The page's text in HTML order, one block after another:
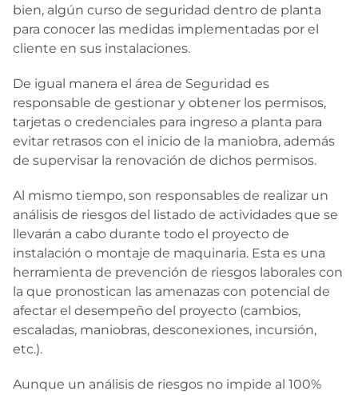
bien, algún curso de seguridad dentro de planta
para conocer las medidas implementadas por el
cliente en sus instalaciones.
De igual manera el área de Seguridad es
responsable de gestionar y obtener los permisos,
tarjetas o credenciales para ingreso a planta para
evitar retrasos con el inicio de la maniobra, además
de supervisar la renovación de dichos permisos.
Al mismo tiempo, son responsables de realizar un
análisis de riesgos del listado de actividades que se
llevarán a cabo durante todo el proyecto de
instalación o montaje de maquinaria. Esta es una
herramienta de prevención de riesgos laborales con
la que pronostican las amenazas con potencial de
afectar el desempeño del proyecto (cambios,
escaladas, maniobras, desconexiones, incursión,
etc.).
Aunque un análisis de riesgos no impide al 100%